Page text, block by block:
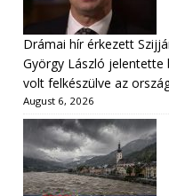
Drámai hír érkezett
György László jelentette
volt felkészülve az
August 6, 2026